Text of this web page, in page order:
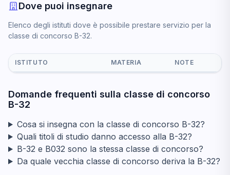
Dove puoi insegnare
Elenco degli istituti dove è possibile prestare servizio per la
classe di concorso B-32.
ISTITUTO MATERIA NOTE
Domande frequenti sulla classe di concorso
B-32
Cosa si insegna con la classe di concorso B-32?
Quali titoli di studio danno accesso alla B-32?
B-32 e B032 sono la stessa classe di concorso?
Da quale vecchia classe di concorso deriva la B-32?